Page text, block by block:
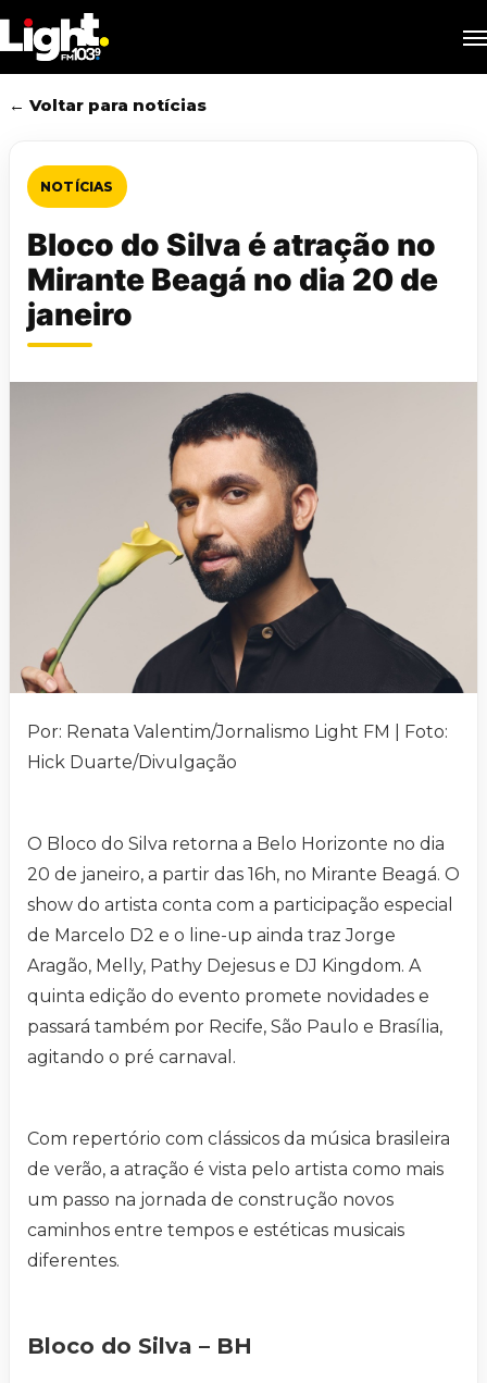
to
main
content
← Voltar para notícias
NOTÍCIAS
Bloco do Silva é atração no
Mirante Beagá no dia 20 de
janeiro
Por: Renata Valentim/Jornalismo Light FM | Foto:
Hick Duarte/Divulgação
O Bloco do Silva retorna a Belo Horizonte no dia
20 de janeiro, a partir das 16h, no Mirante Beagá. O
show do artista conta com a participação especial
de Marcelo D2 e o line-up ainda traz Jorge
Aragão, Melly, Pathy Dejesus e DJ Kingdom. A
quinta edição do evento promete novidades e
passará também por Recife, São Paulo e Brasília,
agitando o pré carnaval.
Com repertório com clássicos da música brasileira
de verão, a atração é vista pelo artista como mais
um passo na jornada de construção novos
caminhos entre tempos e estéticas musicais
diferentes.
Bloco do Silva – BH